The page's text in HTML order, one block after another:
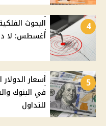
4
أغسطس: لا
5
في البنوك
للتداول